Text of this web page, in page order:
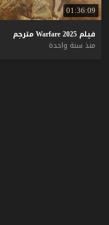
01:36:09
فيلم Warfare 2025
مترجم
منذ سنة واحدة